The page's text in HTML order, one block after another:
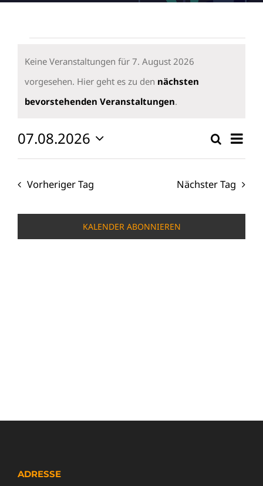
für
7.
August
Hinweis
Keine Veranstaltungen für 7. August 2026
vorgesehen. Hier geht es zu den nächsten
bevorstehenden Veranstaltungen.
Suche
und
Suche
Tag
07.08.2026
Datum
Vorheriger Tag Nächster Tag
KALENDER ABONNIEREN
ADRESSE